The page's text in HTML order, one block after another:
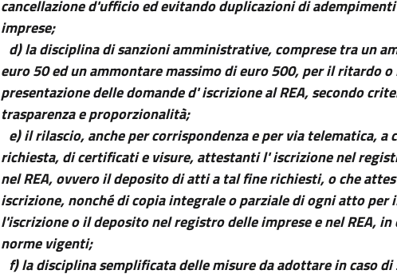
cancellazione d'ufficio ed evitando duplicazioni di
imprese;
d) la disciplina di sanzioni amministrative, comprese tra un
euro 50 ed un ammontare massimo di euro 500, per il ritardo
presentazione delle domande d' iscrizione al REA, secondo
trasparenza e proporzionalità;
e) il rilascio, anche per corrispondenza e per via telematica, a
richiesta, di certificati e visure, attestanti l' iscrizione nel
nel REA, ovvero il deposito di atti a tal fine richiesti, o che
iscrizione, nonché di copia integrale o parziale di ogni atto per
l'iscrizione o il deposito nel registro delle imprese e nel REA,
norme vigenti;
f) la disciplina semplificata delle misure da adottare in caso